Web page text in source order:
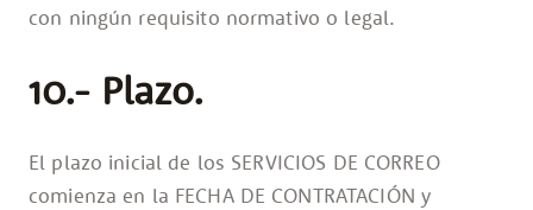
con ningún requisito normativo o legal.
10.- Plazo.
El plazo inicial de los SERVICIOS DE CORREO
comienza en la FECHA DE CONTRATACIÓN y